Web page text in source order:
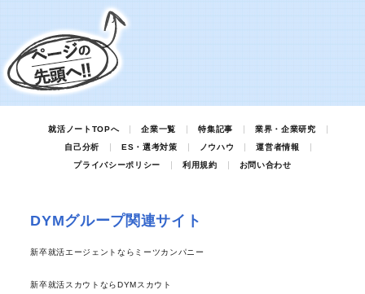
就活ノートTOPへ 企業一覧 特集記事
業界・企業研究
自己分析
ES・選考対策 ノウハウ
運営者情報
プライバシーポリシー
利用規約 お問い合わせ
DYMグループ関連サイト
新卒就活エージェントならミーツカンパニー
新卒就活スカウトならDYMスカウト